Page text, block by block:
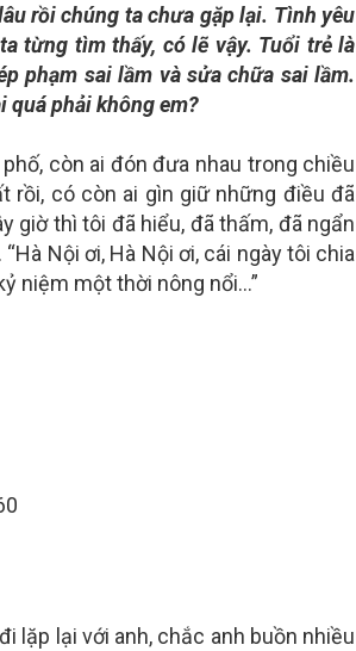
rồi chúng ta chưa gặp lại. Tình yêu
từng tìm thấy, có lẽ vậy. Tuổi trẻ là
phạm sai lầm và sửa chữa sai lầm.
quá phải không em?
còn ai đón đưa nhau trong chiều
rồi, có còn ai gìn giữ những điều đã
giờ thì tôi đã hiểu, đã thấm, đã ngẩn
Nội ơi, Hà Nội ơi, cái ngày tôi chia
niệm một thời nông nổi…”
lặp lại với anh, chắc anh buồn nhiều